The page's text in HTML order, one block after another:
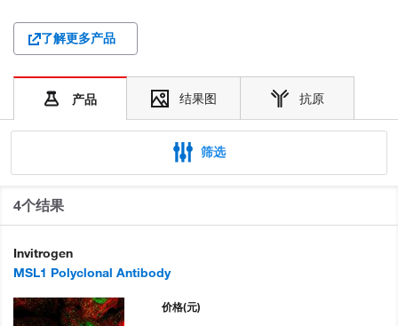
了解更多产品
产品 结果图 抗原
筛选
4个结果
Invitrogen
MSL1 Polyclonal Antibody
价格(元)